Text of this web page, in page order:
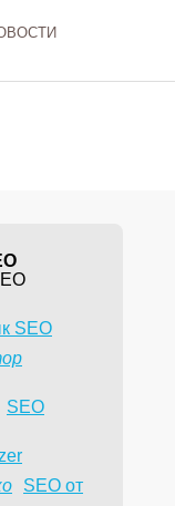
SEO
SEO
SEO от